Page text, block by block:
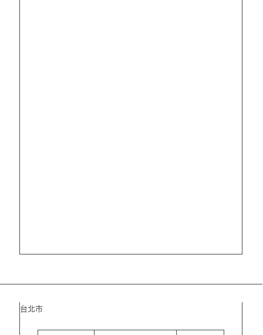
台北市